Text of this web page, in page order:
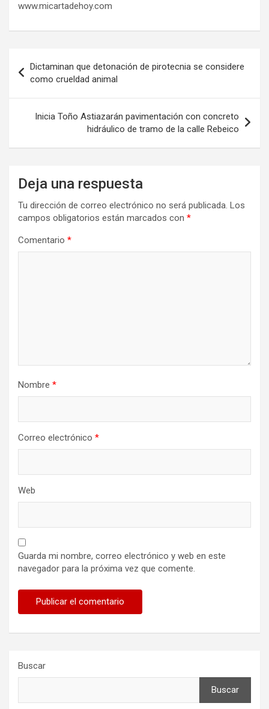
www.micartadehoy.com
de
entradas
Dictaminan que detonación de pirotecnia se considere
como crueldad animal
Inicia Toño Astiazarán pavimentación con concreto
hidráulico de tramo de la calle Rebeico
Deja una respuesta
Tu dirección de correo electrónico no será publicada. Los
campos obligatorios están marcados con *
Comentario *
Nombre *
Correo electrónico *
Web
Guarda mi nombre, correo electrónico y web en este
navegador para la próxima vez que comente.
Buscar
Buscar